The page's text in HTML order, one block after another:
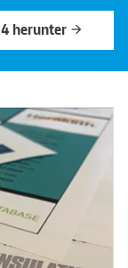
herunter arrow_forward